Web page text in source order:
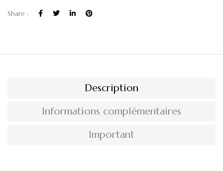
Share :
Description
Informations complémentaires
Important